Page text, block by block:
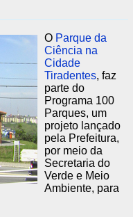
O Parque da
Ciência na
Cidade
Tiradentes, faz
parte do
Programa 100
Parques, um
projeto lançado
pela Prefeitura,
por meio da
Secretaria do
Verde e Meio
Ambiente, para